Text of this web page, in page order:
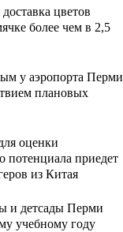
цветов
более чем в 2,5
у аэропорта Перми
плановых
оценки
потенциала приедет
из Китая
и детсады Перми
учебному году